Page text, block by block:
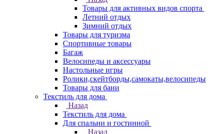
Товары для активных видов спорта
Летний отдых
Зимний отдых
Товары для туризма
Спортивные товары
Багаж
Велосипеды и аксессуары
Настольные игры
Ролики,скейтборды,самокаты,велосипеды
Товары для бани
Текстиль для дома
Назад
Текстиль для дома
Для спальни и гостинной
Назад